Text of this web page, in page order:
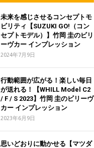
未来を感じさせるコンセプトモ
ビリティ【SUZUKI GO!（コン
セプトモデル）】竹岡 圭のビリ
ーヴカー インプレッション
2024年7月9日
行動範囲が広がる！楽しい毎日
が送れる！【WHILL Model C2
/ F / S 2023】竹岡 圭のビリーヴ
カー インプレッション
2023年6月9日
思いどおりに動かせる【マツダ